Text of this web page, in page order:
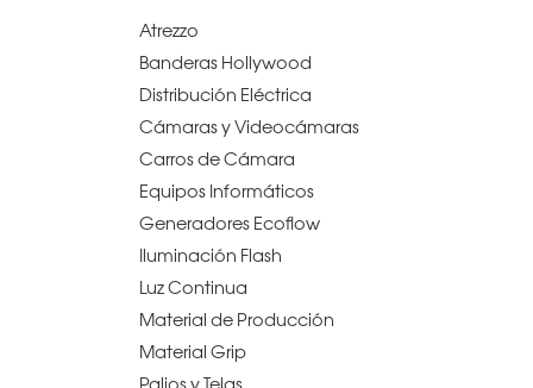
Atrezzo
Banderas Hollywood
Distribución Eléctrica
Cámaras y Videocámaras
Carros de Cámara
Equipos Informáticos
Generadores Ecoflow
Iluminación Flash
Luz Continua
Material de Producción
Material Grip